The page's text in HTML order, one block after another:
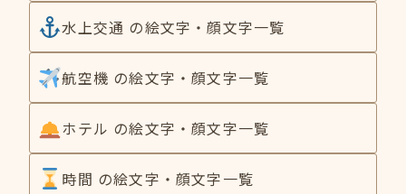
水上交通 の絵文字・顔文字一覧
航空機 の絵文字・顔文字一覧
ホテル の絵文字・顔文字一覧
時間 の絵文字・顔文字一覧